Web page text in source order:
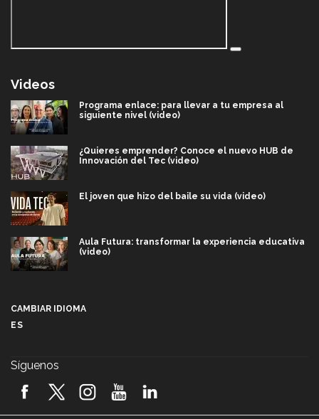
Videos
Programa enlace: para llevar a tu empresa al
siguiente nivel (video)
¿Quieres emprender? Conoce el nuevo HUB de
Innovación del Tec (video)
El joven que hizo del baile su vida (video)
Aula Futura: transformar la experiencia educativa
(video)
2026! (video)
CAMBIAR IDIOMA
ES
Síguenos